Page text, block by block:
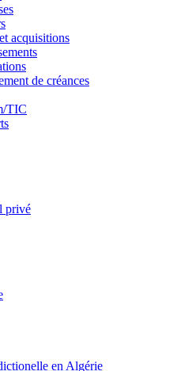
acquisitions
de créances
TIC
privé
en Algérie